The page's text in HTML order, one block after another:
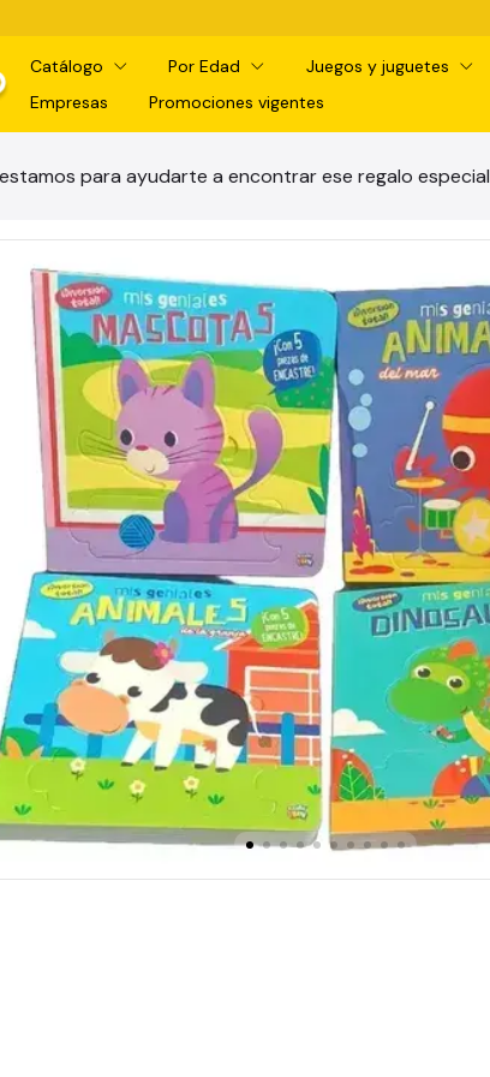
Catálogo Por Edad Juegos y juguetes
Empresas
Promociones vigentes
para ayudarte a encontrar ese regalo especial